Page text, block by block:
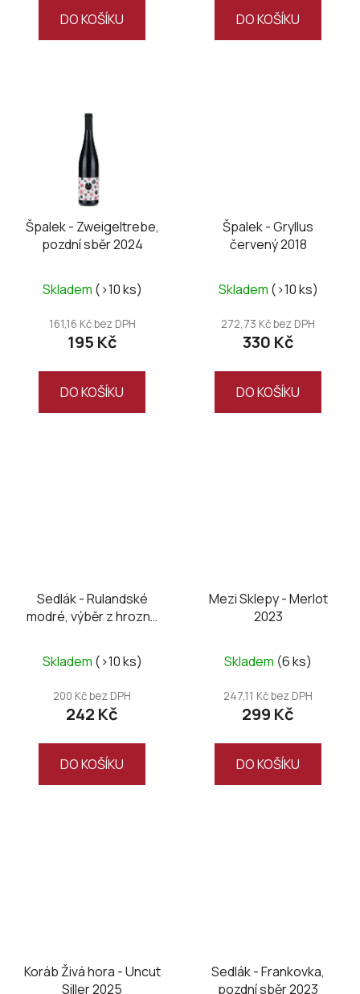
DO KOŠÍKU DO KOŠÍKU
Špalek - Zweigeltrebe,
pozdní sběr 2024
Skladem (>10 ks)
161,16 Kč bez DPH
195 Kč
DO KOŠÍKU
Špalek - Gryllus
červený 2018
Skladem (>10 ks)
272,73 Kč bez DPH
330 Kč
DO KOŠÍKU
Sedlák - Rulandské
modré, výběr z hroznů
Skladem (>10 ks)
200 Kč bez DPH
242 Kč
DO KOŠÍKU
Mezi Sklepy - Merlot
2023
Skladem (6 ks)
247,11 Kč bez DPH
299 Kč
DO KOŠÍKU
Koráb Živá hora - Uncut
Siller 2025
Sedlák - Frankovka,
pozdní sběr 2023